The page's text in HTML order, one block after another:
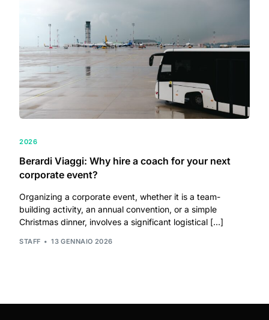
2026
Berardi Viaggi: Why hire a coach for your next
corporate event?
Organizing a corporate event, whether it is a team-
building activity, an annual convention, or a simple
Christmas dinner, involves a significant logistical […]
STAFF 13 GENNAIO 2026